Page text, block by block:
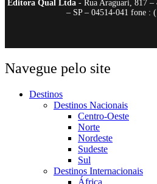
Editora Qual Ltda- Rua Araguari, 817 –
– SP – 04514-041 fone :
Navegue pelo site
Destinos
Destinos Nacionais
Centro-Oeste
Norte
Nordeste
Sudeste
Sul
Destinos Internacionais
África